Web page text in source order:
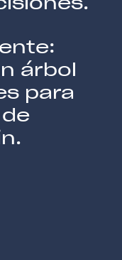
árbol
para